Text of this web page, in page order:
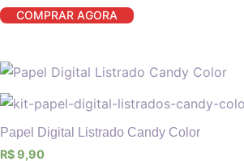
COMPRAR AGORA
Papel Digital Listrado Candy Color
R$9,90